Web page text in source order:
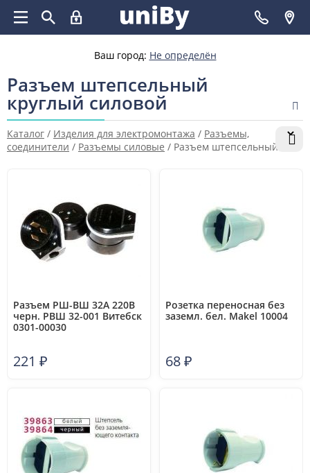
Ваш город: Не определён
Разъем штепсельный
круглый силовой
Каталог / Изделия для электромонтажа / Разъемы,
соединители / Разъемы силовые / Разъем штепсельный
Разъем РШ-ВШ 32А 220В
черн. РВШ 32-001 Витебск
0301-00030
221 ₽
Розетка переносная без
заземл. бел. Makel 10004
68₽